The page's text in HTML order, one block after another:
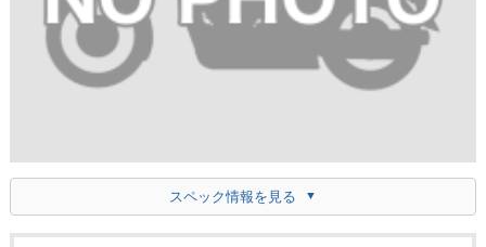
スペック情報を見る